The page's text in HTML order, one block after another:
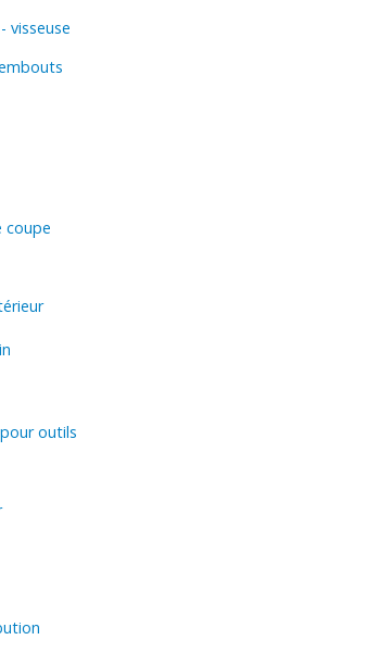
visseuse
coupe
outils